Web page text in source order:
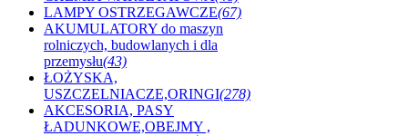
LAMPY OSTRZEGAWCZE(67)
AKUMULATORY do maszyn
rolniczych, budowlanych i dla
przemysłu(43)
ŁOŻYSKA,
USZCZELNIACZE,ORINGI(278)
AKCESORIA, PASY
ŁADUNKOWE,OBEJMY ,